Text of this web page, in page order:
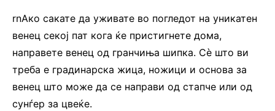
rnАко сакате да уживате во погледот на уникатен
венец секој пат кога ќе пристигнете дома,
направете венец од гранчиња шипка. Сè што ви
треба е градинарска жица, ножици и основа за
венец што може да се направи од стапче или од
сунѓер за цвеќе.